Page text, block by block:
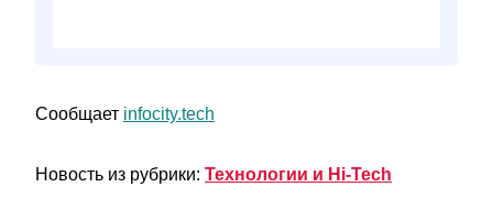
Сообщает infocity.tech
Новость из рубрики: Технологии и Hi-Tech